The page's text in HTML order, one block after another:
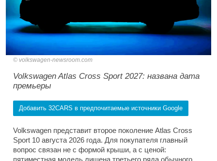
volkswagen-newsroom.com
Volkswagen Atlas Cross Sport 2027: названа дата
премьеры
Добавить 32CARS в предпочитаемые источники Google
Volkswagen представит второе поколение Atlas Cross
Sport 10 августа 2026 года. Для покупателя главный
вопрос связан не с формой крыши, а с ценой:
пятиместная модель лишена третьего ряда обычного